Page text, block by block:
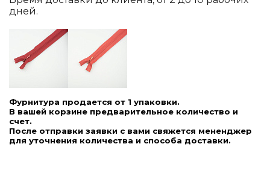
дней.
Фурнитура продается от 1 упаковки.
В вашей корзине предварительное количество и
счет.
После отправки заявки с вами свяжется мененджер
для уточнения количества и способа доставки.